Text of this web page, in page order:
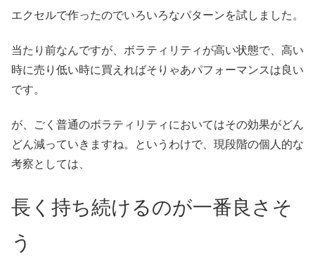
エクセルで作ったのでいろいろなパターンを試しました。
当たり前なんですが、ボラティリティが高い状態で、高い
時に売り低い時に買えればそりゃあパフォーマンスは良い
です。
が、ごく普通のボラティリティにおいてはその効果がどん
どん減っていきますね。というわけで、現段階の個人的な
考察としては、
長く持ち続けるのが一番良さそ
う